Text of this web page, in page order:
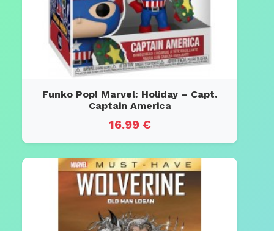
Funko Pop! Marvel: Holiday – Capt.
Captain America
16.99 €